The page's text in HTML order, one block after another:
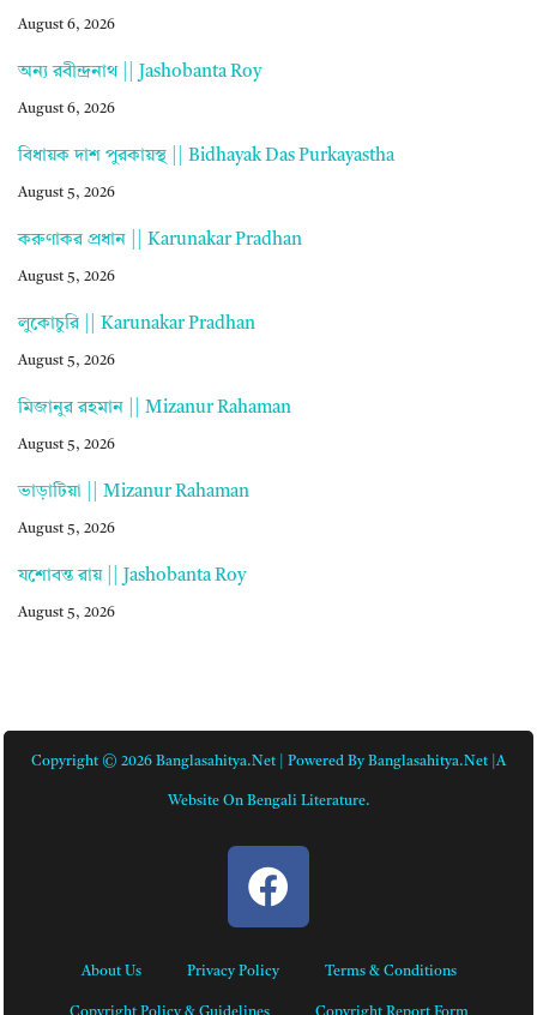
August 6, 2026
অন্য রবীন্দ্রনাথ || Jashobanta Roy
August 6, 2026
বিধায়ক দাশ পুরকায়স্থ || Bidhayak Das Purkayastha
August 5, 2026
করুণাকর প্রধান || Karunakar Pradhan
August 5, 2026
লুকোচুরি || Karunakar Pradhan
August 5, 2026
মিজানুর রহমান || Mizanur Rahaman
August 5, 2026
ভাড়াটিয়া || Mizanur Rahaman
August 5, 2026
যশোবন্ত রায় || Jashobanta Roy
August 5, 2026
Copyright © 2026 Banglasahitya.net | Powered By Banglasahitya.net |A
Website On Bengali Literature.
About Us Privacy Policy Terms & Conditions